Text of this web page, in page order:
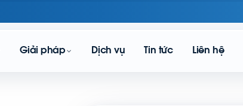
Giải pháp Dịch vụ Tin tức Liên hệ